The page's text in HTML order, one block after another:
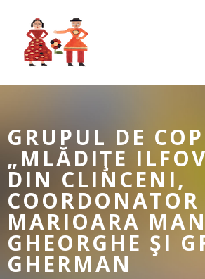
GRUPUL DE
„MLĂDIŢE
DIN CLINCENI,
COORDONATOR
MARIOARA MAN
GHEORGHE ŞI
GHERMAN